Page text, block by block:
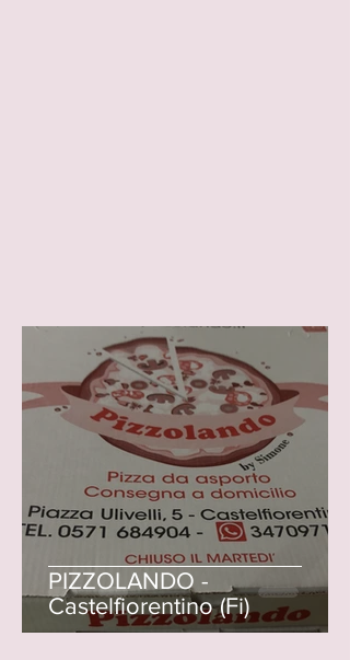
PIZZOLANDO -
Castelfiorentino (Fi)